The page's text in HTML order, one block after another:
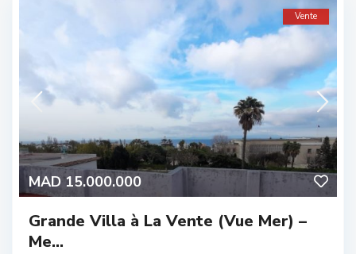
MAD 15.000.000
Vente
Grande Villa à La Vente (Vue Mer) –
Me...